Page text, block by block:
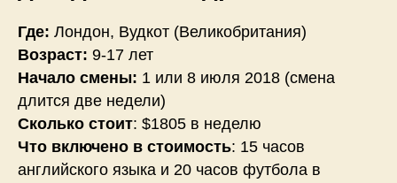
Где: Лондон, Вудкот (Великобритания)
Возраст: 9-17 лет
Начало смены: 1 или 8 июля 2018 (смена
длится две недели)
Сколько стоит: $1805 в неделю
Что включено в стоимость: 15 часов
английского языка и 20 часов футбола в